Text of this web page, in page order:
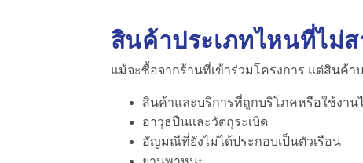
สินค้าประเภทไหนที่ไม่
แม้จะซื้อจากร้านที่เข้าร่วมโครงการ แต่สินค้า
สินค้าและบริการที่ถูกบริโภคหรือใช้งาน
อาวุธปืนและวัตถุระเบิด
อัญมณีที่ยังไม่ได้ประกอบเป็นตัวเรือน